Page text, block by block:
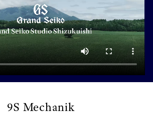
9S Mechanik